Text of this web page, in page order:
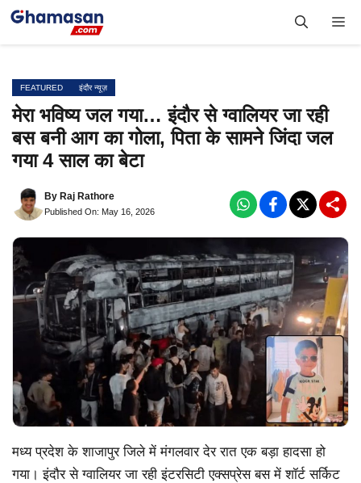
Skip
FEATURED इंदौर न्यूज़
मेरा भविष्य जल गया… इंदौर से ग्वालियर जा रही
बस बनी आग का गोला, पिता के सामने जिंदा जल
गया 4 साल का बेटा
By Raj Rathore
Published On: May 16, 2026
मध्य प्रदेश के शाजापुर जिले में मंगलवार देर रात एक बड़ा हादसा हो
गया। इंदौर से ग्वालियर जा रही इंटरसिटी एक्सप्रेस बस में शॉर्ट सर्किट